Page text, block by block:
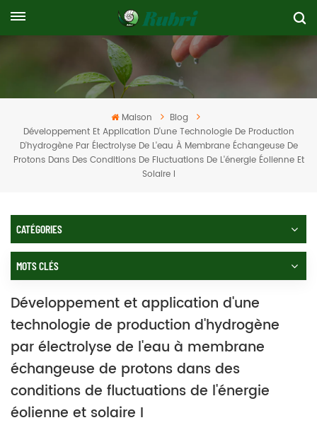
Maison
Blog
Développement Et Application D'une Technologie De Production
D'hydrogène Par Électrolyse De L'eau À Membrane Échangeuse De
Protons Dans Des Conditions De Fluctuations De L'énergie Éolienne Et
Solaire I
CATÉGORIES
MOTS CLÉS
Développement et application d'une
technologie de production d'hydrogène
par électrolyse de l'eau à membrane
échangeuse de protons dans des
conditions de fluctuations de l'énergie
éolienne et solaire I